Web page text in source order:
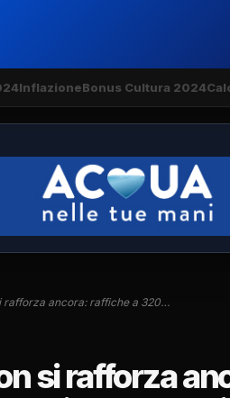
InflazioneBonus Cultura 2024
rafforza ancora: raffiche a 320…
si rafforza